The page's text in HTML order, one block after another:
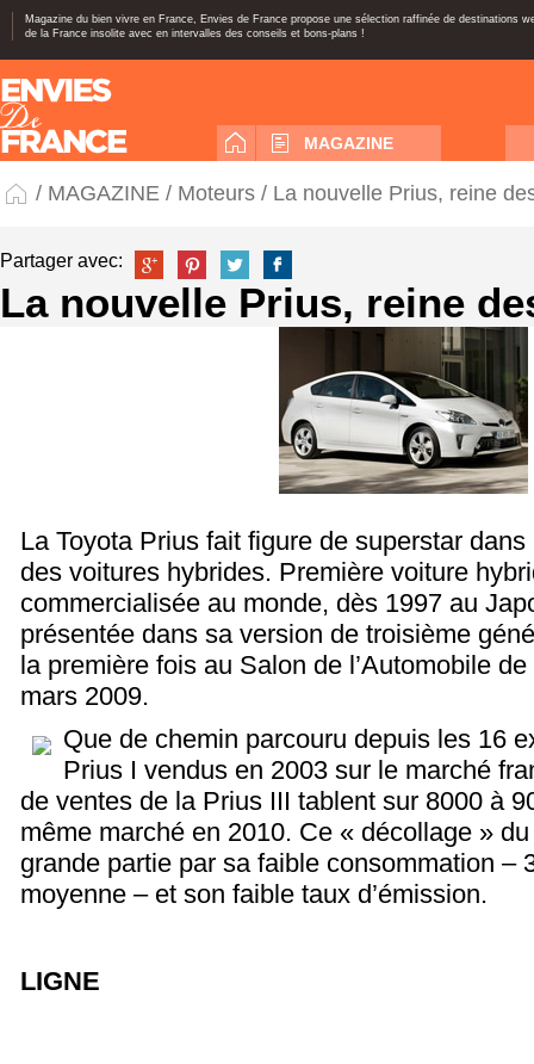
Magazine du bien vivre en France, Envies de France propose une sélection raffinée de destinations
de la France insolite avec en intervalles des conseils et bons-plans !
MAGAZINE
/ MAGAZINE / Moteurs / La nouvelle Prius, reine
Partager avec:
La nouvelle Prius, reine
La Toyota Prius fait figure de superstar
des voitures hybrides. Première voiture
commercialisée au monde, dès 1997 au
présentée dans sa version de troisième
la première fois au Salon de l’Automobile
mars 2009.
Que de chemin parcouru depuis les 16
Prius I vendus en 2003 sur le marché
de ventes de la Prius III tablent sur 8000 à
même marché en 2010. Ce « décollage »
grande partie par sa faible consommation –
moyenne – et son faible taux d’émission.
LIGNE